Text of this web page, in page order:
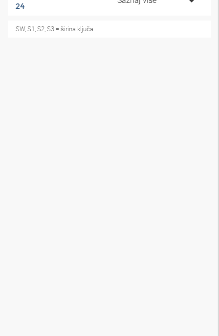
24
SW, S1, S2, S3 = širina ključa